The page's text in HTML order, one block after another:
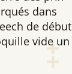
dans
de début
vide un